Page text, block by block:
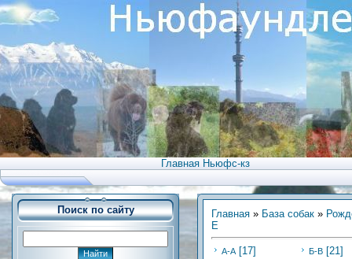
Главная Ньюфс-кз
Поиск по сайту Главная » База собак »
Е
А-А [17] Б-В [21]